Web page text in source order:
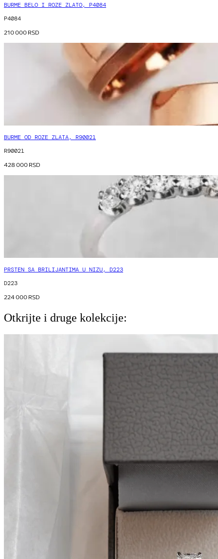
BURME BELO I ROZE ZLATO, P4084
P4084
210 000RSD
BURME OD ROZE ZLATA, R90021
R90021
428 000RSD
PRSTEN SA BRILIJANTIMA U NIZU, D223
D223
224 000RSD
Otkrijte i druge kolekcije: